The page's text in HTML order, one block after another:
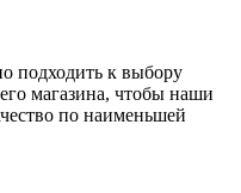
подходить к выбору
магазина, чтобы наши
по наименьшей